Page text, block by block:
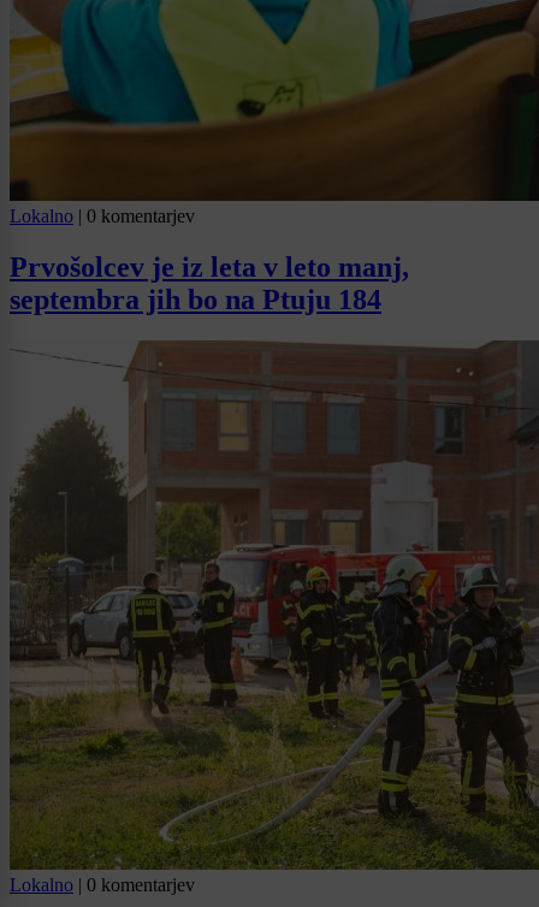
Lokalno | 0 komentarjev
Prvošolcev je iz leta v leto manj,
septembra jih bo na Ptuju 184
Lokalno | 0 komentarjev